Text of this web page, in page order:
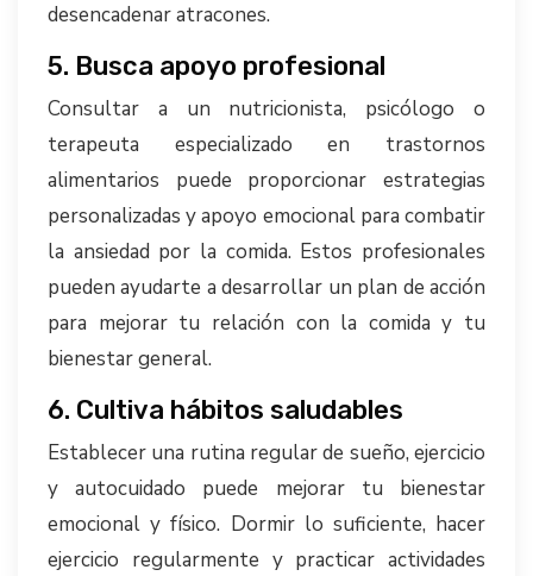
desencadenar atracones.
5. Busca apoyo profesional
Consultar a un nutricionista, psicólogo o
terapeuta especializado en trastornos
alimentarios puede proporcionar estrategias
personalizadas y apoyo emocional para combatir
la ansiedad por la comida. Estos profesionales
pueden ayudarte a desarrollar un plan de acción
para mejorar tu relación con la comida y tu
bienestar general.
6. Cultiva hábitos saludables
Establecer una rutina regular de sueño, ejercicio
y autocuidado puede mejorar tu bienestar
emocional y físico. Dormir lo suficiente, hacer
ejercicio regularmente y practicar actividades